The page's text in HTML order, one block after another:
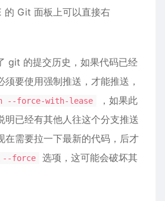
Git 面板上可以直接右
git 的提交历史，如果代码已经
要使用强制推送，才能推送，
--force-with-lease
，如果此
明已经有其他人往这个分支推送
在需要拉一下最新的代码，后才
--force
选项，这可能会破坏其